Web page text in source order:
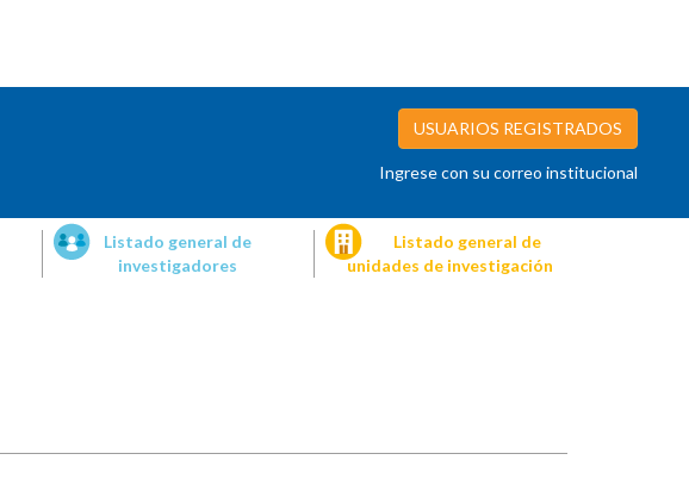
USUARIOS REGISTRADOS
Ingrese con su correo institucional
Listado general de
investigadores
Listado general de
unidades de investigación